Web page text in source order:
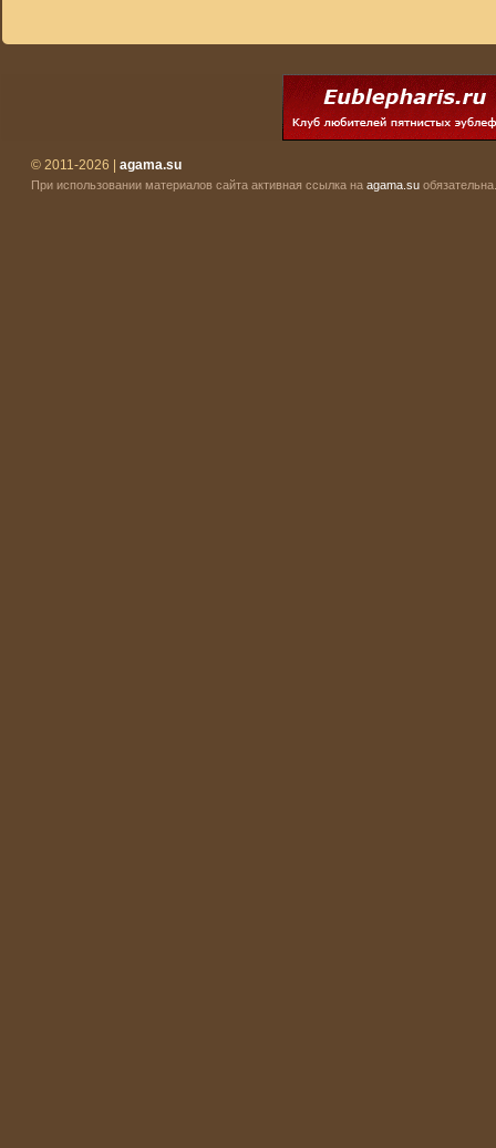
© 2011-2026 | agama.su
При использовании материалов сайта активная ссылка на agama.su обязательна.